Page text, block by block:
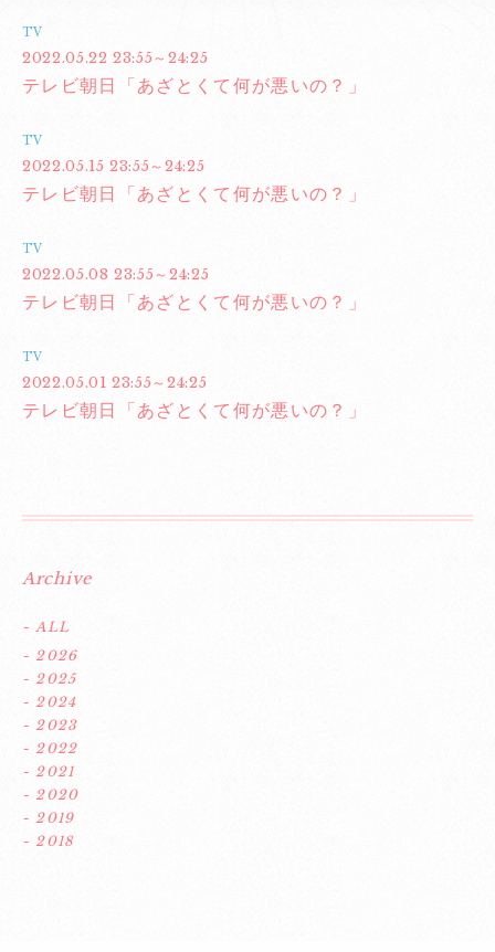
TV
2022.05.22 23:55～24:25
テレビ朝日「あざとくて何が悪いの？」
TV
2022.05.15 23:55～24:25
テレビ朝日「あざとくて何が悪いの？」
TV
2022.05.08 23:55～24:25
テレビ朝日「あざとくて何が悪いの？」
TV
2022.05.01 23:55～24:25
テレビ朝日「あざとくて何が悪いの？」
Archive
- ALL
- 2026
- 2025
- 2024
- 2023
- 2022
- 2021
- 2020
- 2019
- 2018